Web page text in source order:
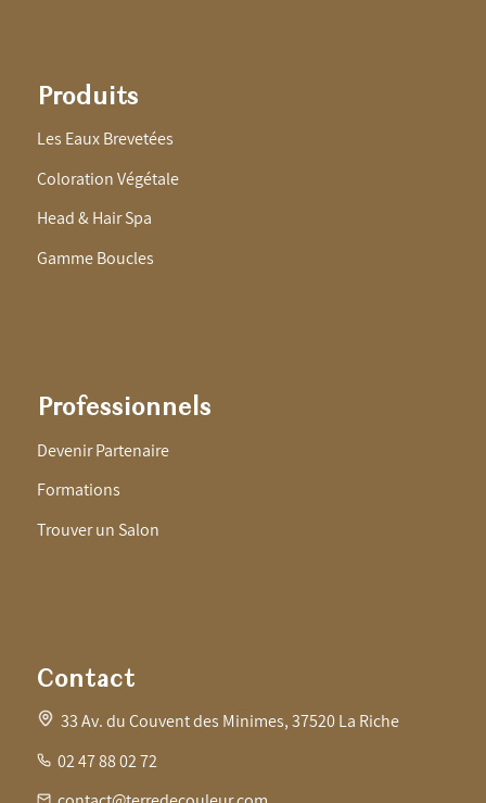
Produits
Les Eaux Brevetées
Coloration Végétale
Head & Hair Spa
Gamme Boucles
Professionnels
Devenir Partenaire
Formations
Trouver un Salon
Contact
33 Av. du Couvent des Minimes, 37520 La Riche
02 47 88 02 72